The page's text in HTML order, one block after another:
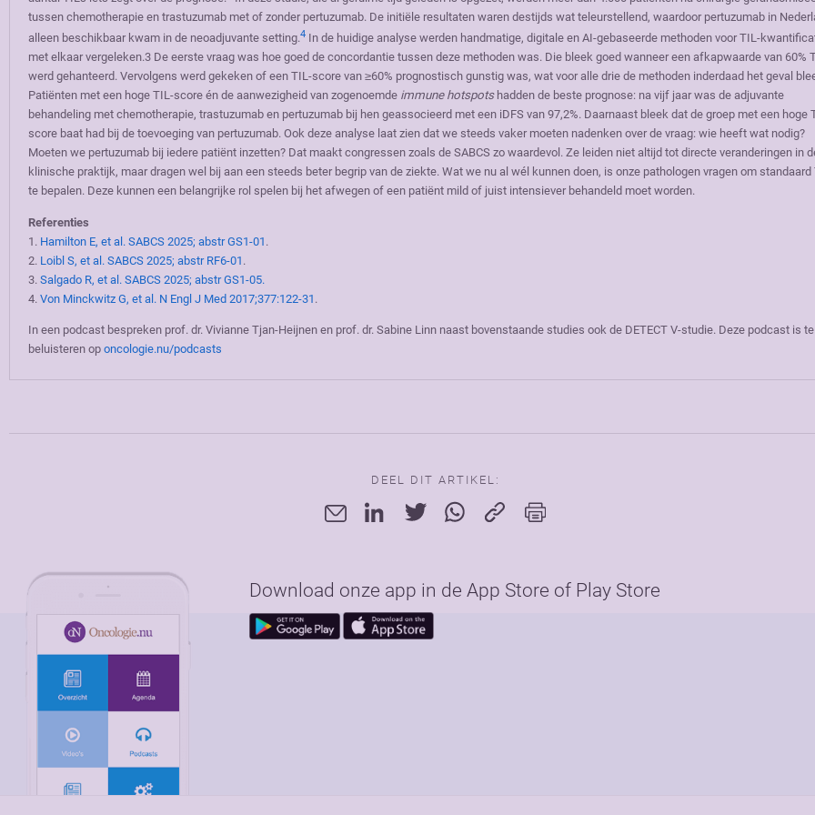
tussen chemotherapie en trastuzumab met of zonder pertuzumab. De initiële resultaten waren destijds wat teleurstellend, waardoor pertuzumab in
alleen beschikbaar kwam in de neoadjuvante setting.4 In de huidige analyse werden handmatige, digitale en AI-gebaseerde methoden voor TIL-
met elkaar vergeleken.3 De eerste vraag was hoe goed de concordantie tussen deze methoden was. Die bleek goed wanneer een afkapwaarde van 60%
werd gehanteerd. Vervolgens werd gekeken of een TIL-score van ≥60% prognostisch gunstig was, wat voor alle drie de methoden inderdaad het geval
Patiënten met een hoge TIL-score én de aanwezigheid van zogenoemde immune hotspotshadden de beste prognose: na vijf jaar was de adjuvante
behandeling met chemotherapie, trastuzumab en pertuzumab bij hen geassocieerd met een iDFS van 97,2%. Daarnaast bleek dat de groep met een hoge
score baat had bij de toevoeging van pertuzumab. Ook deze analyse laat zien dat we steeds vaker moeten nadenken over de vraag: wie heeft wat nodig?
Moeten we pertuzumab bij iedere patiënt inzetten? Dat maakt congressen zoals de SABCS zo waardevol. Ze leiden niet altijd tot directe veranderingen in
klinische praktijk, maar dragen wel bij aan een steeds beter begrip van de ziekte. Wat we nu al wél kunnen doen, is onze pathologen vragen om standaard
te bepalen. Deze kunnen een belangrijke rol spelen bij het afwegen of een patiënt mild of juist intensiever behandeld moet worden.
Referenties
1. Hamilton E, et al. SABCS 2025; abstr GS1-01 .
2. Loibl S, et al. SABCS 2025; abstr RF6-01 .
3. Salgado R, et al. SABCS 2025; abstr GS1-05.
4. Von Minckwitz G, et al. N Engl J Med 2017;377:122-31 .
In een podcast bespreken prof. dr. Vivianne Tjan-Heijnen en prof. dr. Sabine Linn naast bovenstaande studies ook de DETECT V-studie. Deze podcast is te
beluisteren op oncologie.nu/podcasts
DEEL DIT ARTIKEL:
Download onze app in de App Store of Play Store